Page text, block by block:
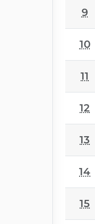
9
10
11
12
13
14
15